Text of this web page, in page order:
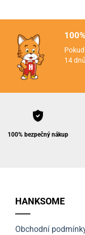
14
100% bezpečný nákup
HANKSOME
Obchodní